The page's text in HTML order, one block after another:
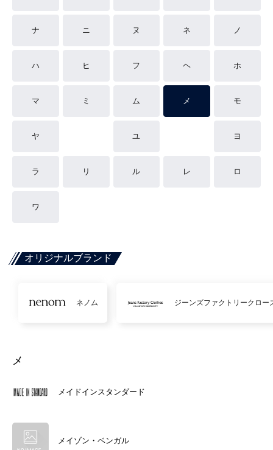
ナ ニ ヌ ネ ノ
ハ ヒ フ ヘ ホ
マ ミ ム メ モ
ヤ ユ ヨ
ラ リ ル レ ロ
ワ
オリジナルブランド
ネノム ジーンズファクトリークロー
メ
メイドインスタンダード
メイゾン・ベンガル